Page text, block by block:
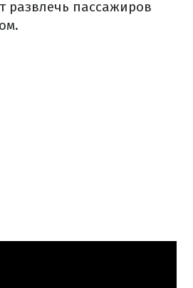
пассажиров